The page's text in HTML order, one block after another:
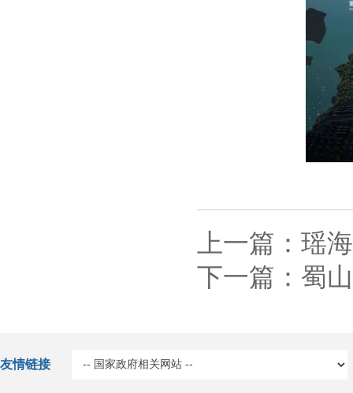
上一篇：瑶
下一篇：蜀
友情链接